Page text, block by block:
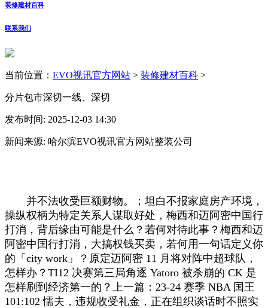
装修建材百科
联系我们
当前位置： EVO视讯官方网站 > 装修建材百科 >
分片包市深切一线、深切
发布时间: 2025-12-03 14:30
新闻来源: 哈尔滨EVO视讯官方网站整装公司
并不法收受巨额财物。；坦白不报家庭房产环境，
操纵权柄为特定关系人谋取好处，梅西和迈阿密中国行
打消，背后缘由可能是什么？若何对待此事？梅西和迈
阿密中国行打消，大搞权钱买卖，若何用一句话定义你
的「city work」？原定迈阿密 11 月将对阵中超球队，
怎样办？TI12 决赛第三局角逐 Yatoro 被杀崩的 CK 是
怎样刷到经济第一的？上一篇：23-24 赛季 NBA 国王
101:102 懦夫，违规收受礼金，正在组织谈话时不照实